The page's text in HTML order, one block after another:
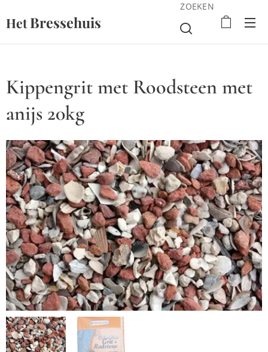
HetBressehuis
ZOEKEN
Kippengrit met Roodsteen met
anijs 20kg